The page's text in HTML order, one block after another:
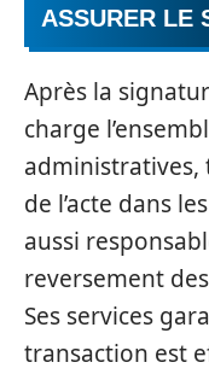
ASSURER LE
Après la
charge
administratives,
de l’acte dans
aussi
reversement
Ses services
transaction est